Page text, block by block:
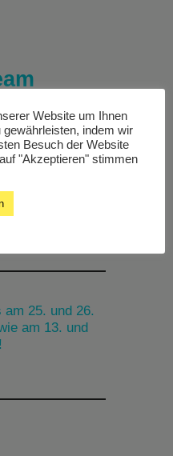
25. und 26.
am 13. und
Website um Ihnen
indem wir
Besuch der Website
"Akzeptieren" stimmen